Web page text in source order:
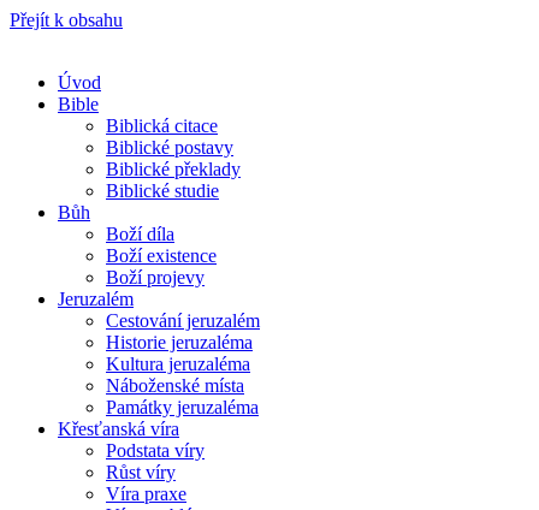
Přejít k obsahu
Úvod
Bible
Biblická citace
Biblické postavy
Biblické překlady
Biblické studie
Bůh
Boží díla
Boží existence
Boží projevy
Jeruzalém
Cestování jeruzalém
Historie jeruzaléma
Kultura jeruzaléma
Náboženské místa
Památky jeruzaléma
Křesťanská víra
Podstata víry
Růst víry
Víra praxe